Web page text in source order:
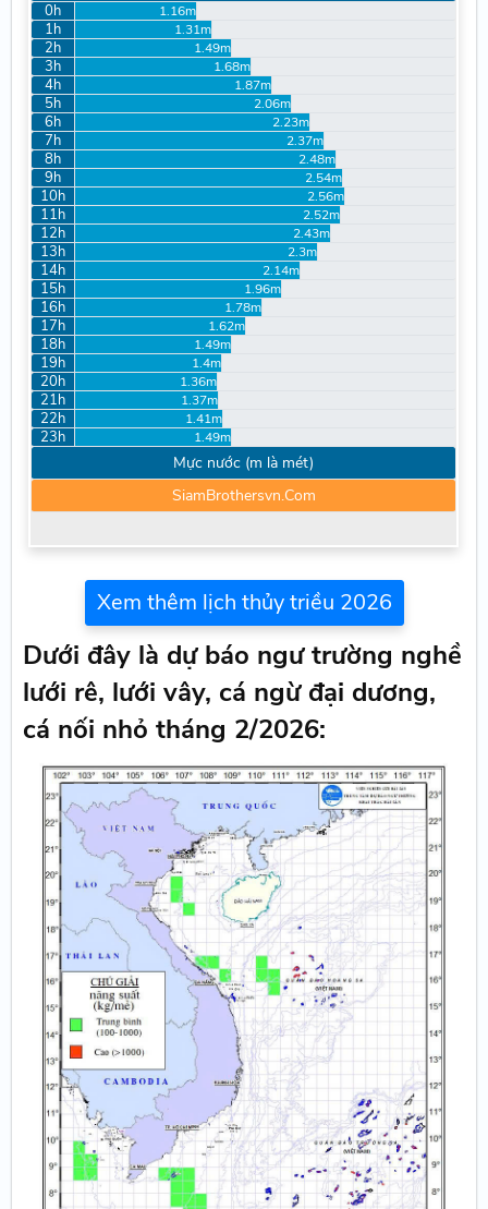
0h 1.16m
1h 1.31m
2h 1.49m
3h 1.68m
4h 1.87m
5h 2.06m
6h 2.23m
7h 2.37m
8h 2.48m
9h 2.54m
10h 2.56m
11h 2.52m
12h 2.43m
13h 2.3m
14h 2.14m
15h 1.96m
16h 1.78m
17h 1.62m
18h 1.49m
19h 1.4m
20h 1.36m
21h 1.37m
22h 1.41m
23h 1.49m
Mực nước (m là mét)
SiamBrothersvn.Com
Xem thêm lịch thủy triều 2026
Dưới đây là dự báo ngư trường nghề
lưới rê, lưới vây, cá ngừ đại dương,
cá nối nhỏ tháng 2/2026: